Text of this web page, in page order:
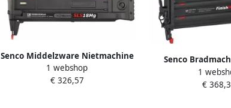
Senco Middelzware Nietmachine
SLS18 Mg BF TF L-nieten
1W2025N
1 webshop
€ 326,57
Senco
FinishPro18Mg BF
1
€